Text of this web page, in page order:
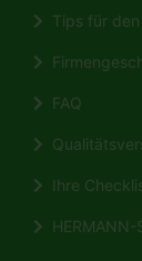
Tips für den
FAQ
Ihre